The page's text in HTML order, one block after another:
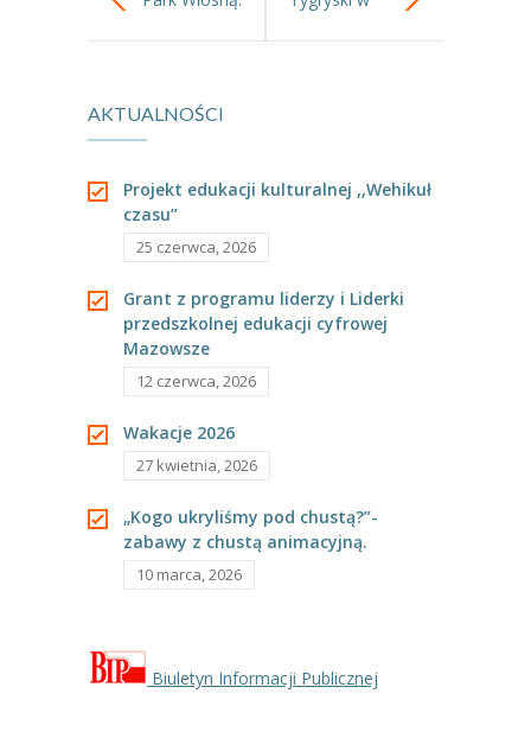
AKTUALNOŚCI
Projekt edukacji kulturalnej ,,Wehikuł
czasu”
25 czerwca, 2026
Grant z programu liderzy i Liderki
przedszkolnej edukacji cyfrowej
Mazowsze
12 czerwca, 2026
Wakacje 2026
27 kwietnia, 2026
„Kogo ukryliśmy pod chustą?”-
zabawy z chustą animacyjną.
10 marca, 2026
Biuletyn Informacji Publicznej